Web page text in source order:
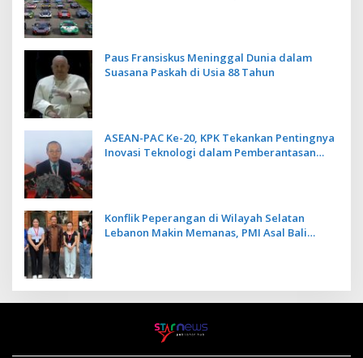
Paus Fransiskus Meninggal Dunia dalam
Suasana Paskah di Usia 88 Tahun
ASEAN-PAC Ke-20, KPK Tekankan Pentingnya
Inovasi Teknologi dalam Pemberantasan
Konflik Peperangan di Wilayah Selatan
Lebanon Makin Memanas, PMI Asal Bali